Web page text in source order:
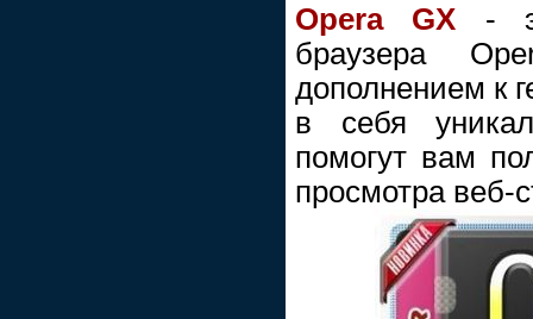
Opera GX -
браузера
дополнением к
в себя
помогут вам
просмотра веб-